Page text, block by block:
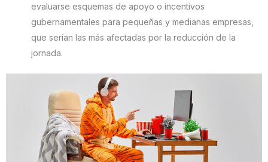
evaluarse esquemas de apoyo o incentivos
gubernamentales para pequeñas y medianas empresas,
que serían las más afectadas por la reducción de la
jornada.